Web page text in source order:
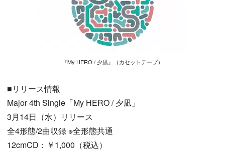
『My HERO / 夕凪』（カセットテープ）
■リリース情報
Major 4th Single「My HERO / 夕凪」
3月14日（水）リリース
全4形態/2曲収録 ※全形態共通
12cmCD：￥1,000（税込）